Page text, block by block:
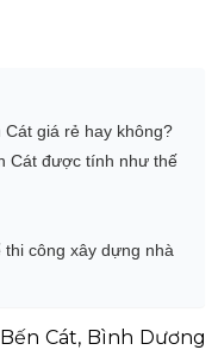
giá rẻ hay không?
Cát được tính như thế
công xây dựng nhà
Cát, Bình Dương